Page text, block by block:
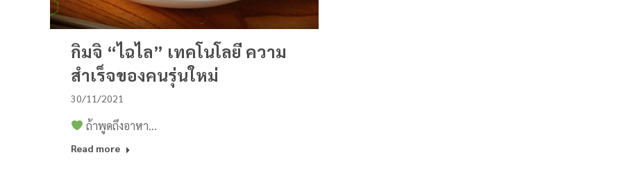
กิมจิ “ไฉไล” เทคโนโลยี ความ
สำเร็จของคนรุ่นใหม่
30/11/2021
ถ้าพูดถึงอาหา…
Read more